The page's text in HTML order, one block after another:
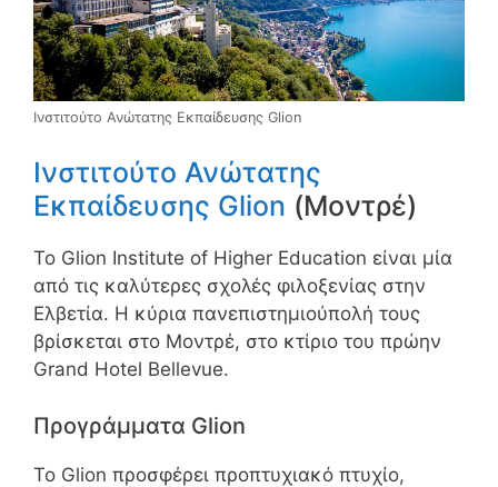
Ινστιτούτο Ανώτατης Εκπαίδευσης Glion
Ινστιτούτο Ανώτατης
Εκπαίδευσης Glion (Μοντρέ)
Το Glion Institute of Higher Education είναι μία
από τις καλύτερες σχολές φιλοξενίας στην
Ελβετία. Η κύρια πανεπιστημιούπολή τους
βρίσκεται στο Μοντρέ, στο κτίριο του πρώην
Grand Hotel Bellevue.
Προγράμματα Glion
Το Glion προσφέρει προπτυχιακό πτυχίο,